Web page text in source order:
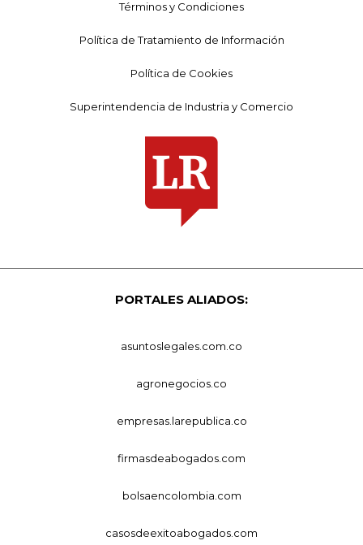
Términos y Condiciones
Política de Tratamiento de Información
Política de Cookies
Superintendencia de Industria y Comercio
PORTALES ALIADOS:
asuntoslegales.com.co
agronegocios.co
empresas.larepublica.co
firmasdeabogados.com
bolsaencolombia.com
casosdeexitoabogados.com